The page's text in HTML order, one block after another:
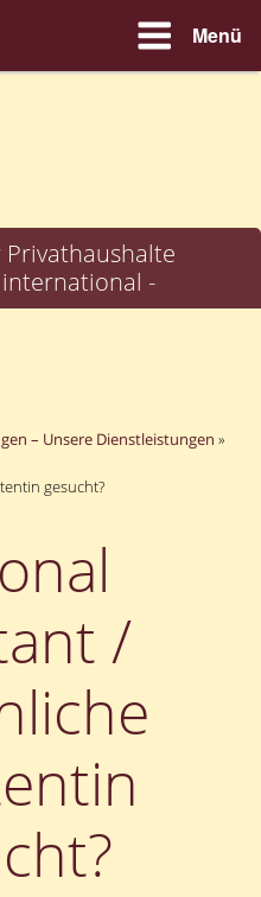
Menü
-
– Unsere Dienstleistungen »
gesucht?
/